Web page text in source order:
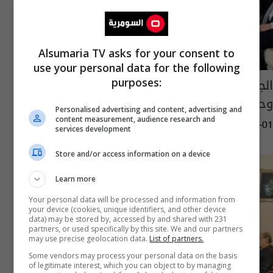
الجعفري والأحرار يؤكدان ضرورة الحفاظ على
وحدة التحالف الوطني
13:11 | 2015-02-01
Alsumaria TV asks for your consent to
use your personal data for the following
purposes:
Personalised advertising and content, advertising and
content measurement, audience research and
services development
Store and/or access information on a device
Learn more
Your personal data will be processed and information from
your device (cookies, unique identifiers, and other device
data) may be stored by, accessed by and shared with 231
partners, or used specifically by this site. We and our partners
may use precise geolocation data. List of partners.
Some vendors may process your personal data on the basis
of legitimate interest, which you can object to by managing